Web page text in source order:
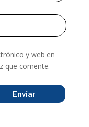
y web en
que comente.
Enviar